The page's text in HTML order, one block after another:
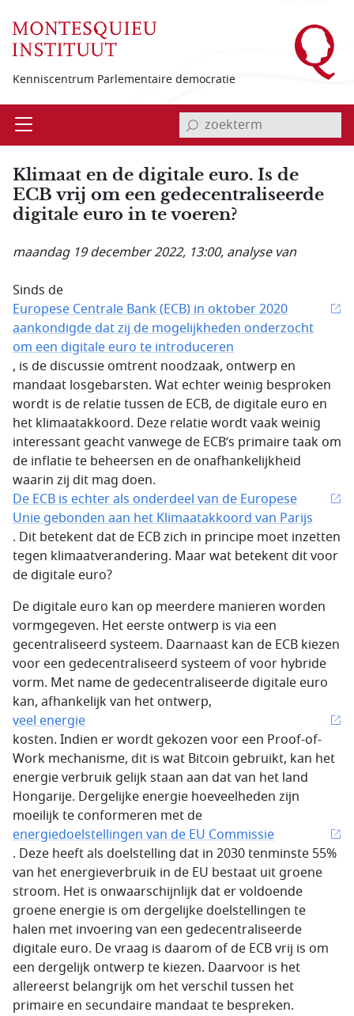
Kenniscentrum Parlementaire democratie
Open invoerveld zoekterm
Klimaat en de digitale euro. Is de
ECB vrij om een gedecentraliseerde
digitale euro in te voeren?
maandag 19 december 2022, 13:00, analyse van
Sinds de
Europese Centrale Bank (ECB) in oktober 2020
aankondigde dat zij de mogelijkheden onderzocht
om een digitale euro te introduceren
, is de discussie omtrent noodzaak, ontwerp en
mandaat losgebarsten. Wat echter weinig besproken
wordt is de relatie tussen de ECB, de digitale euro en
het klimaatakkoord. Deze relatie wordt vaak weinig
interessant geacht vanwege de ECB’s primaire taak om
de inflatie te beheersen en de onafhankelijkheid
waarin zij dit mag doen.
De ECB is echter als onderdeel van de Europese
Unie gebonden aan het Klimaatakkoord van Parijs
. Dit betekent dat de ECB zich in principe moet inzetten
tegen klimaatverandering. Maar wat betekent dit voor
de digitale euro?
De digitale euro kan op meerdere manieren worden
vormgegeven. Het eerste ontwerp is via een
gecentraliseerd systeem. Daarnaast kan de ECB kiezen
voor een gedecentraliseerd systeem of voor hybride
vorm. Met name de gedecentraliseerde digitale euro
kan, afhankelijk van het ontwerp,
veel energie
kosten. Indien er wordt gekozen voor een Proof-of-
Work mechanisme, dit is wat Bitcoin gebruikt, kan het
energie verbruik gelijk staan aan dat van het land
Hongarije. Dergelijke energie hoeveelheden zijn
moeilijk te conformeren met de
energiedoelstellingen van de EU Commissie
. Deze heeft als doelstelling dat in 2030 tenminste 55%
van het energieverbruik in de EU bestaat uit groene
stroom. Het is onwaarschijnlijk dat er voldoende
groene energie is om dergelijke doelstellingen te
halen met invoering van een gedecentraliseerde
digitale euro. De vraag is daarom of de ECB vrij is om
een dergelijk ontwerp te kiezen. Daarvoor is het
allereerst belangrijk om het verschil tussen het
primaire en secundaire mandaat te bespreken.